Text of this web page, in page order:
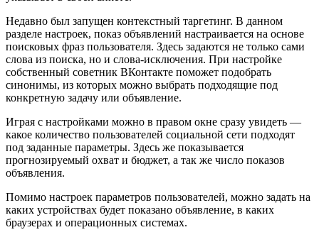
Недавно был запущен контекстный таргетинг. В данном
разделе настроек, показ объявлений настраивается на основе
поисковых фраз пользователя. Здесь задаются не только сами
слова из поиска, но и слова-исключения. При настройке
собственный советник ВКонтакте поможет подобрать
синонимы, из которых можно выбрать подходящие под
конкретную задачу или объявление.
Играя с настройками можно в правом окне сразу увидеть —
какое количество пользователей социальной сети подходят
под заданные параметры. Здесь же показывается
прогнозируемый охват и бюджет, а так же число показов
объявления.
Помимо настроек параметров пользователей, можно задать на
каких устройствах будет показано объявление, в каких
браузерах и операционных системах.